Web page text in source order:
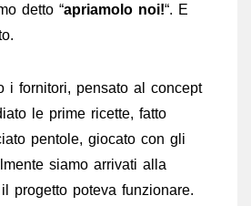
detto “apriamolo noi!“. E
i fornitori, pensato al concept
le prime ricette, fatto
pentole, giocato con gli
siamo arrivati alla
progetto poteva funzionare.